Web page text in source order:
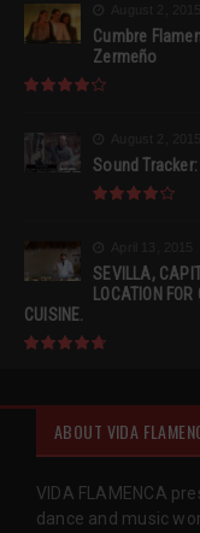
Cumbre
Zermeño
Sound
SEVILLA,
LOCATION
CUISINE.
ABOUT VIDA
VIDA FLAMENCA
dance and music